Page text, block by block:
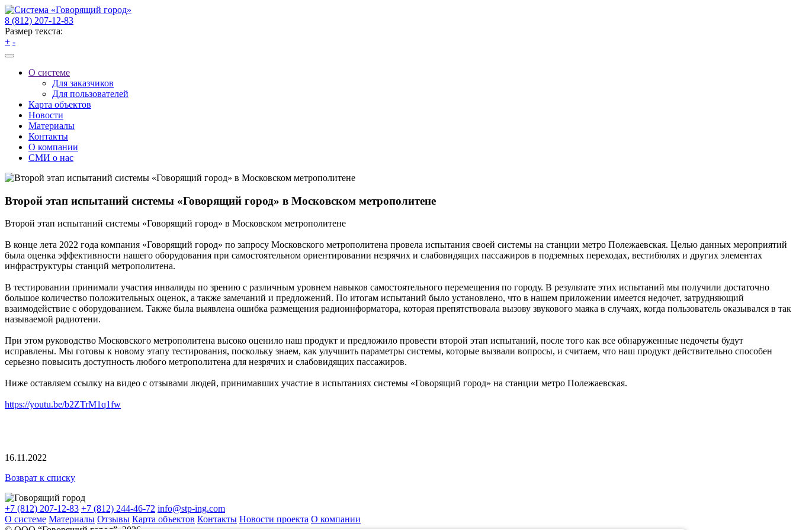
8 (812) 207-12-83
Размер текста:
+ -
О системе
Для заказчиков
Для пользователей
Карта объектов
Новости
Материалы
Контакты
О компании
СМИ о нас
Второй этап испытаний системы «Говорящий город» в Московском метрополитене
Второй этап испытаний системы «Говорящий город» в Московском метрополитене
В конце лета 2022 года компания «Говорящий город» по запросу Московского метрополитена провела испытания своей системы на станции метро Полежаевская. Целью данных мероприятий
была оценка эффективности нашего оборудования при самостоятельном ориентировании незрячих и слабовидящих пассажиров в подземных переходах, вестибюлях и других элементах
инфраструктуры станций метрополитена.
В тестировании принимали участия инвалиды по зрению с различным уровнем навыков самостоятельного перемещения по городу. В результате этих испытаний мы получили достаточно
большое количество положительных оценок, а также замечаний и предложений. По итогам испытаний было установлено, что в нашем приложении имеется недочет, затрудняющий
взаимодействие с оборудованием. Также была выявлена ошибка размещения радиоинформатора, которая препятствовала вызову звукового маяка в случаях, когда пользователь оказывался в так
называемой радиотени.
При этом руководство Московского метрополитена высоко оценило наш продукт и предложило провести второй этап испытаний, после того как все обнаруженные недочеты будут
исправлены. Мы готовы к новому этапу тестирования, поскольку знаем, как улучшить параметры системы, которые вызвали вопросы, и считаем, что наш продукт действительно способен
серьезно повысить доступность любого метрополитена для незрячих и слабовидящих пассажиров.
Ниже оставляем ссылку на видео с отзывами людей, принимавших участие в испытаниях системы «Говорящий город» на станции метро Полежаевская.
https://youtu.be/b2ZTrM1q1fw
16.11.2022
Возврат к списку
+7 (812) 207-12-83 +7 (812) 244-46-72 info@stp-ing.com
О системе Материалы Отзывы Карта объектов Контакты Новости проекта О компании